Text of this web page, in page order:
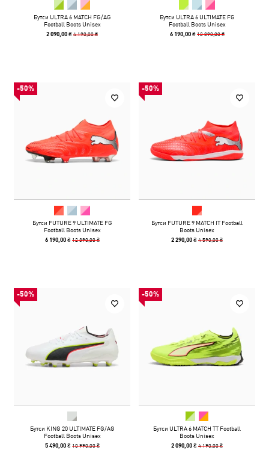
Бутси ULTRA 6 MATCH FG/AG
Football Boots Unisex
2 090,00 ₴4 190,00 ₴
Бутси ULTRA 6 ULTIMATE FG
Football Boots Unisex
6 190,00 ₴ 12 390,00 ₴
-50%
Бутси FUTURE 9 ULTIMATE FG
Football Boots Unisex
6 190,00 ₴ 12 390,00 ₴
-50%
Бутси FUTURE 9 MATCH IT Football
Boots Unisex
2 290,00 ₴4 590,00 ₴
-50%
Бутси KING 20 ULTIMATE FG/AG
Football Boots Unisex
5 490,00 ₴ 10 990,00 ₴
-50%
Бутси ULTRA 6 MATCH TT Football
Boots Unisex
2 090,00 ₴4 190,00 ₴